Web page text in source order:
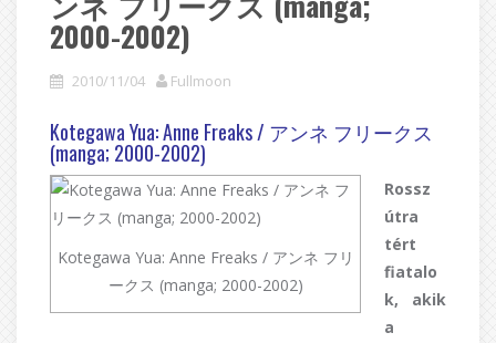
2000-2002)
2010/11/04 Fullmoon
Kotegawa Yua: Anne Freaks / アンネ フリークス
(manga; 2000-2002)
Kotegawa Yua: Anne Freaks / アンネ フリ
ークス (manga; 2000-2002)
Rossz
útra
tért
fiatalo
k, akik
a